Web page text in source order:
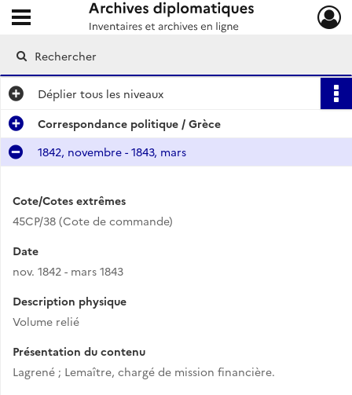
Archives diplomatiques
Ouvrir le menu déroulant
Déplier tous les niveaux
Correspondance politique / Grèce
1842, novembre - 1843, mars
Cote/Cotes extrêmes
45CP/38 (Cote de commande)
Date
nov. 1842 - mars 1843
Description physique
Volume relié
Présentation du contenu
Lagrené ; Lemaître, chargé de mission financière.